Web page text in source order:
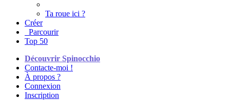
Ta roue ici ?
Créer
Parcourir
Top 50
Découvrir Spinocchio
Contacte-moi !
À propos ?
Connexion
Inscription